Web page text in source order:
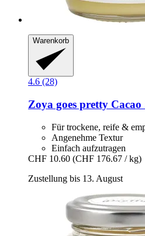
Warenkorb
4.6 (28)
Zoya goes pretty
Für trockene, reife &
Angenehme Textur
Einfach aufzutragen
CHF 10.60 (CHF 176.67 / kg)
Zustellung bis 13. August